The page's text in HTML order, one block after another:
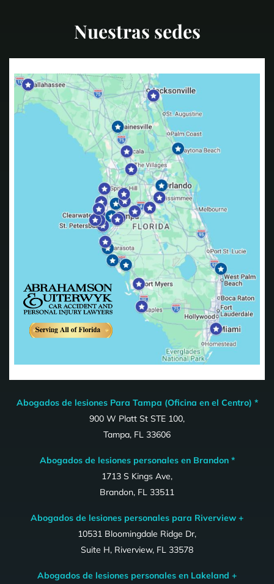
Nuestras sedes
Abogados de lesiones Para Tampa (Oficina en el Centro) *
900 W Platt St STE 100,
Tampa, FL 33606
Abogados de lesiones personales en Brandon *
1713 S Kings Ave,
Brandon, FL 33511
Abogados de lesiones personales para Riverview +
10531 Bloomingdale Ridge Dr,
Suite H, Riverview, FL 33578
Abogados de lesiones personales en Lakeland +